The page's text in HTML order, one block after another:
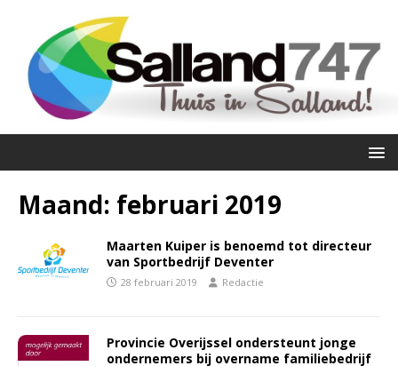
Maand: februari 2019
Maarten Kuiper is benoemd tot directeur
van Sportbedrijf Deventer
28 februari 2019 Redactie
Provincie Overijssel ondersteunt jonge
ondernemers bij overname familiebedrijf